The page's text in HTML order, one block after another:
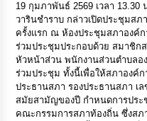
19 กุมภาพันธ์ 2569 เวลา
วารินชำราบ กล่าวเปิดประชุมส
ครั้งแรก ณ ห้องประชุมสภาองค์ก
ร่วมประชุมประกอบด้วย สมาชิก
หัวหน้าส่วน พนักงานส่วนตำบลอ
ร่วมประชุม ทั้งนี้เพื่อให้สภาองค์
ประธานสภา รองประธานสภา เ
สมัยสามัญของปี กำหนดการประ
คณะกรรมการสภาท้องถิ่น ซึ่งสภ